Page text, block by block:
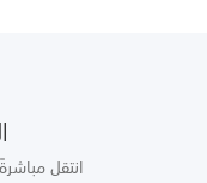
انتقل